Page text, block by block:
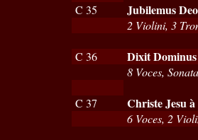
C 35 Jubilemus
2 Violini, 3
C 36 Dixit Dominus
8 Voces,
C 37 Christe Jesu à
6 Voces, 2